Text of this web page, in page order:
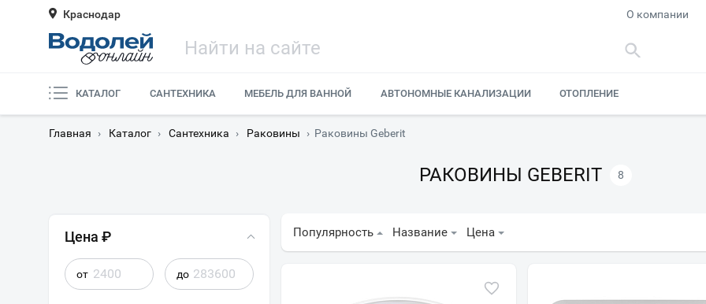
Краснодар О компании
КАТАЛОГ САНТЕХНИКА МЕБЕЛЬ ДЛЯ ВАННОЙ АВТОНОМНЫЕ КАНАЛИЗАЦИИ ОТОПЛЕНИЕ
Главная › Каталог › Сантехника › Раковины › Раковины Geberit
РАКОВИНЫ GEBERIT 8
Цена ₽
от до
Популярность Название Цена